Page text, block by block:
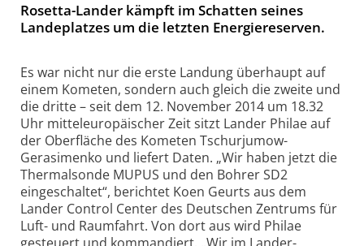
Rosetta-Lander kämpft im Schatten seines
Landeplatzes um die letzten Energiereserven.
Es war nicht nur die erste Landung überhaupt auf
einem Kometen, sondern auch gleich die zweite und
die dritte – seit dem 12. November 2014 um 18.32
Uhr mitteleuropäischer Zeit sitzt Lander Philae auf
der Oberfläche des Kometen Tschurjumow-
Gerasimenko und liefert Daten. „Wir haben jetzt die
Thermalsonde MUPUS und den Bohrer SD2
eingeschaltet“, berichtet Koen Geurts aus dem
Lander Control Center des Deutschen Zentrums für
Luft- und Raumfahrt. Von dort aus wird Philae